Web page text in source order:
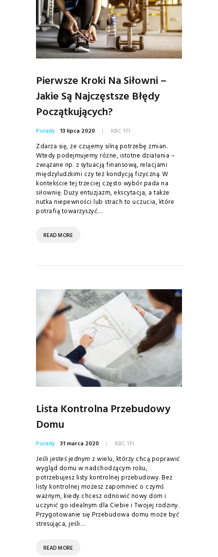
Pierwsze Kroki Na Siłowni –
Jakie Są Najczęstsze Błędy
Początkujących?
Porady 13 lipca 2020 KBC TFI
Zdarza się, że czujemy silną potrzebę zmian.
Wtedy podejmujemy różne, istotne działania –
związane np. z sytuacją finansową, relacjami
międzyludzkimi czy też kondycją fizyczną. W
kontekście tej trzeciej często wybór pada na
siłownię. Duży entuzjazm, ekscytacja, a także
nutka niepewności lub strach to uczucia, które
potrafią towarzyszyć…
READ MORE
Lista Kontrolna Przebudowy
Domu
Porady 31 marca 2020 KBC TFI
Jeśli jesteś jednym z wielu, którzy chcą poprawić
wygląd domu w nadchodzącym roku,
potrzebujesz listy kontrolnej przebudowy. Bez
listy kontrolnej możesz zapomnieć o czymś
ważnym, kiedy chcesz odnowić nowy dom i
uczynić go idealnym dla Ciebie i Twojej rodziny.
Przygotowanie się Przebudowa domu może być
stresująca, jeśli…
READ MORE